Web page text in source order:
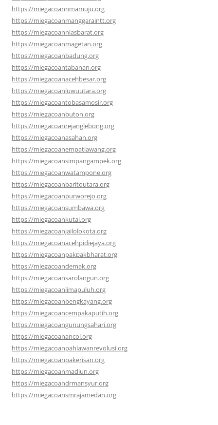
https://miegacoannmamuju.org
https://miegacoanmanggaraintt.org
https://miegacoanniasbarat.org
https://miegacoanmagetan.org
https://miegacoanbadung.org
https://miegacoantabanan.org
https://miegacoanacehbesar.org
https://miegacoanluwuutara.org
https://miegacoantobasamosir.org
https://miegacoanbuton.org
https://miegacoanrejanglebong.org
https://miegacoanasahan.org
https://miegacoanempatlawang.org
https://miegacoansimpangampek.org
https://miegacoanwatampone.org
https://miegacoanbaritoutara.org
https://miegacoanpurworejo.org
https://miegacoansumbawa.org
https://miegacoankutai.org
https://miegacoanjailolokota.org
https://miegacoanacehpidiejaya.org
https://miegacoanpakpakbharat.org
https://miegacoandemak.org
https://miegacoansarolangun.org
https://miegacoanlimapuluh.org
https://miegacoanbengkayang.org
https://miegacoancempakaputih.org
https://miegacoangunungsahari.org
https://miegacoanancol.org
https://miegacoanpahlawanrevolusi.org
https://miegacoanpakerisan.org
https://miegacoanmadiun.org
https://miegacoandrmansyur.org
https://miegacoansmrajamedan.org